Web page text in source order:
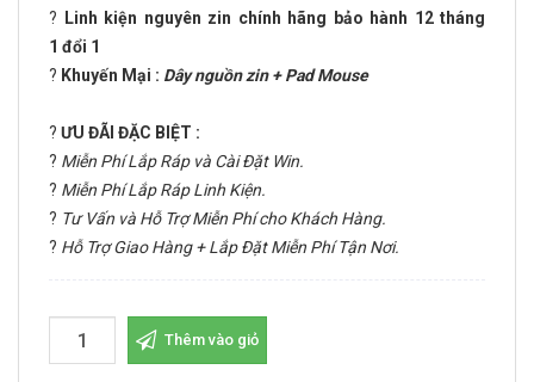
?
Linh kiện nguyên zin chính hãng bảo hành 12 tháng
1 đổi 1
? Khuyến Mại : Dây nguồn zin + Pad Mouse
? ƯU ĐÃI ĐẶC BIỆT :
? Miễn Phí Lắp Ráp và Cài Đặt Win.
? Miễn Phí Lắp Ráp Linh Kiện.
? Tư Vấn và Hỗ Trợ Miễn Phí cho Khách Hàng.
? Hỗ Trợ Giao Hàng + Lắp Đặt Miễn Phí Tận Nơi.
Thêm vào giỏ